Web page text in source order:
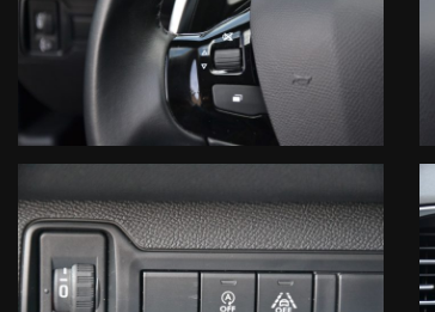
Motore
Cambio Manuale/Automatico
Turbocompressore
Circuito di Alimentazione
Circuito di Raffreddamento
Compressore Aria Condizionata
Organi di Guida
Manodopera
- Prendiamo il tuo usato anche da rottamare